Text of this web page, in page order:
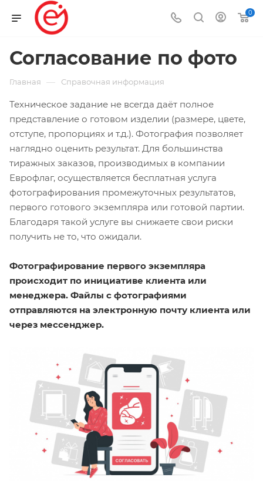
0
Согласование по фото
Главная — Справочная информация
Техническое задание не всегда даёт полное
представление о готовом изделии (размере, цвете,
отступе, пропорциях и т.д.). Фотография позволяет
наглядно оценить результат. Для большинства
тиражных заказов, производимых в компании
Еврофлаг, осуществляется бесплатная услуга
фотографирования промежуточных результатов,
первого готового экземпляра или готовой партии.
Благодаря такой услуге вы снижаете свои риски
получить не то, что ожидали.
Фотографирование первого экземпляра
происходит по инициативе клиента или
менеджера. Файлы с фотографиями
отправляются на электронную почту клиента или
через мессенджер.